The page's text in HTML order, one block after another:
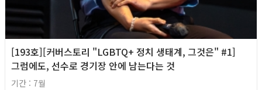
[193호][커버스토리 "LGBTQ+ 정치 생태계, 그것은" #1]
그럼에도, 선수로 경기장 안에 남는다는 것
기간 : 7월